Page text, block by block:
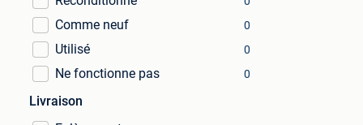
Comme neuf 0
Utilisé 0
Ne fonctionne pas 0
Livraison